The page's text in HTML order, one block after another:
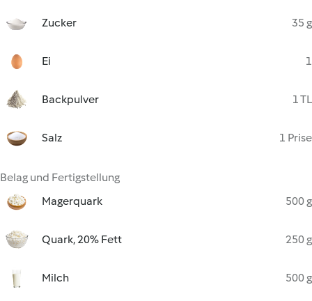
Zucker 35 g
Ei 1
Backpulver 1 TL
Salz 1 Prise
Belag und Fertigstellung
Magerquark
500 g
Quark, 20% Fett 250 g
Milch 500 g